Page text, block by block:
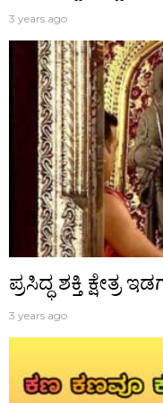
3 years ago
ಪ್ರಸಿದ್ಧ‌ ಶಕ್ತಿ
3 years ago